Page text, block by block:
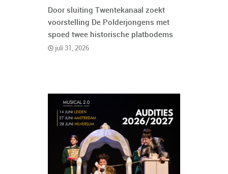
Door sluiting Twentekanaal zoekt
voorstelling De Polderjongens met
spoed twee historische platbodems
juli 31, 2026